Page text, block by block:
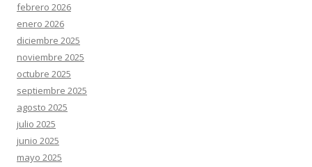
febrero 2026
enero 2026
diciembre 2025
noviembre 2025
octubre 2025
septiembre 2025
agosto 2025
julio 2025
junio 2025
mayo 2025